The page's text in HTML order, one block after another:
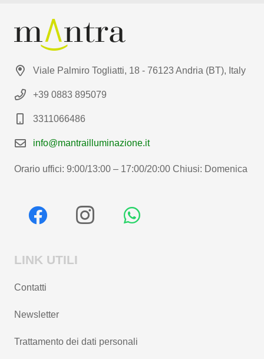
Viale Palmiro Togliatti, 18 - 76123 Andria (BT), Italy
+39 0883 895079
3311066486
info@mantrailluminazione.it
Orario uffici: 9:00/13:00 – 17:00/20:00 Chiusi: Domenica
LINK UTILI
Contatti
Newsletter
Trattamento dei dati personali